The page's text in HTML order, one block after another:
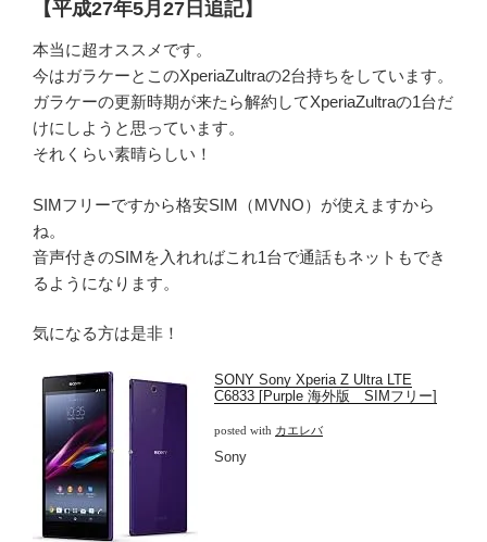
【平成27年5月27日追記】
本当に超オススメです。
今はガラケーとこのXperiaZultraの2台持ちをしています。
ガラケーの更新時期が来たら解約してXperiaZultraの1台だ
けにしようと思っています。
それくらい素晴らしい！
SIMフリーですから格安SIM（MVNO）が使えますから
ね。
音声付きのSIMを入れればこれ1台で通話もネットもでき
るようになります。
気になる方は是非！
SONY Sony Xperia Z Ultra LTE
C6833 [Purple 海外版 SIMフリー]
posted with カエレバ
Sony